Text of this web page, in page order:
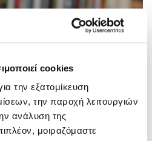
cookies
την εξατομίκευση
την παροχή λειτουργιών
ανάλυση της
μοιραζόμαστε